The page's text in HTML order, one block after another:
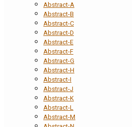
Abstract-A
Abstract-B
Abstract-C
Abstract-D
Abstract-E
Abstract-F
Abstract-G
Abstract-H
Abstract-I
Abstract-J
Abstract-K
Abstract-L
Abstract-M